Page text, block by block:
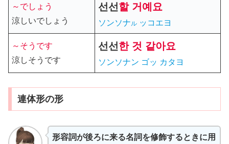
～でしょう
涼しいでしょう
선선할 거예요
ソンソナ ル ッコエヨ
～そうです
涼しそうです
선선한 것 같아요
ソンソナン ゴッ カタヨ
連体形の形
形容詞が後ろに来る名詞を修飾するときに用